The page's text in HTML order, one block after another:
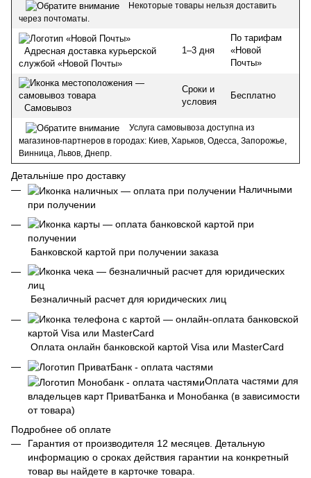
Некоторые товары нельзя доставить
через почтоматы.
Адресная доставка курьерской
службой «Новой Почты»
1–3 дня
По тарифам
«Новой
Почты»
Самовывоз
Сроки и
условия
Бесплатно
Услуга самовывоза доступна из
магазинов-партнеров в городах: Киев, Харьков, Одесса, Запорожье,
Винница, Львов, Днепр.
Детальніше про доставку
Наличными
при получении
Банковской картой при получении заказа
Безналичный расчет для юридических лиц
Оплата онлайн банковской картой Visa или MasterCard
Оплата частями для
владельцев карт ПриватБанка и Монобанка (в зависимости
от товара)
Подробнее об оплате
Гарантия от производителя 12 месяцев. Детальную
информацию о сроках действия гарантии на конкретный
товар вы найдете в карточке товара.